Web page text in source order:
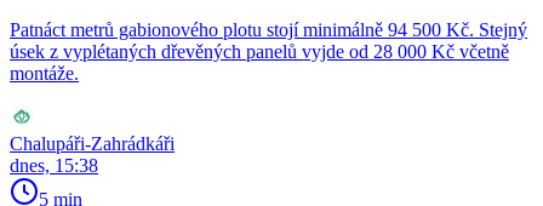
Patnáct metrů gabionového plotu stojí minimálně 94 500 Kč. Stejný
úsek z vyplétaných dřevěných panelů vyjde od 28 000 Kč včetně
montáže.
Chalupáři-Zahrádkáři
dnes, 15:38
5 min